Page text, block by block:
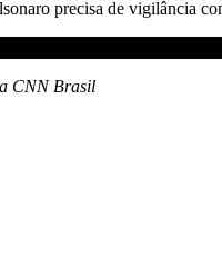
precisa de vigilância
CNN Brasil